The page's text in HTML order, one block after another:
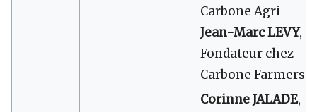
Carbone Agri
Jean-Marc LEVY,
Fondateur chez
Carbone Farmers
Corinne JALADE,